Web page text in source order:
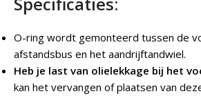
O-ring wordt gemonteerd tussen de
afstandsbus en het aandrijftandwiel.
Heb je last van olielekkage bij het
kan het vervangen of plaatsen van